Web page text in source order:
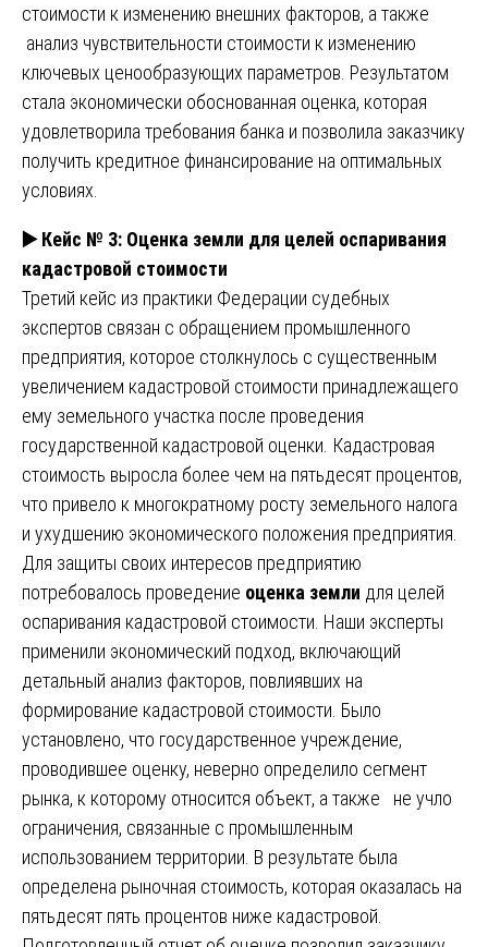
стоимости к изменению внешних факторов, а также
анализ чувствительности стоимости к изменению
ключевых ценообразующих параметров. Результатом
стала экономически обоснованная оценка, которая
удовлетворила требования банка и позволила заказчику
получить кредитное финансирование на оптимальных
условиях.
▶️Кейс № 3: Оценка земли для целей оспаривания
кадастровой стоимости
Третий кейс из практики Федерации судебных
экспертов связан с обращением промышленного
предприятия, которое столкнулось с существенным
увеличением кадастровой стоимости принадлежащего
ему земельного участка после проведения
государственной кадастровой оценки. Кадастровая
стоимость выросла более чем на пятьдесят процентов,
что привело к многократному росту земельного налога
и ухудшению экономического положения предприятия.
Для защиты своих интересов предприятию
потребовалось проведение оценка земли для целей
оспаривания кадастровой стоимости. Наши эксперты
применили экономический подход, включающий
детальный анализ факторов, повлиявших на
формирование кадастровой стоимости. Было
установлено, что государственное учреждение,
проводившее оценку, неверно определило сегмент
рынка, к которому относится объект, а также не учло
ограничения, связанные с промышленным
использованием территории. В результате была
определена рыночная стоимость, которая оказалась на
пятьдесят пять процентов ниже кадастровой.